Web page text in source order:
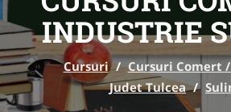
INDUSTRIE
Cursuri / Cursuri Comert
Judet Tulcea /